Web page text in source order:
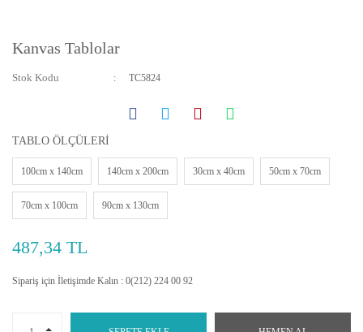
Kanvas Tablolar
Stok Kodu TC5824
TABLO ÖLÇÜLERİ
100cm x 140cm 140cm x 200cm 30cm x 40cm 50cm x 70cm
70cm x 100cm 90cm x 130cm
487,34 TL
Sipariş için İletişimde Kalın : 0(212) 224 00 92